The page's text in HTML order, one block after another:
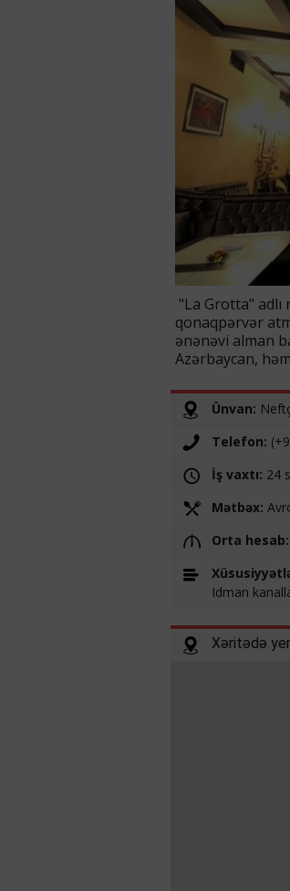
"La Grotta"
qonaqpərvər
ənənəvi alman
Azərbaycan,
Ünvan:
Telefon:
İş vaxtı: 24
Mətbəx:
Orta hesab:
Idman
Xəritədə